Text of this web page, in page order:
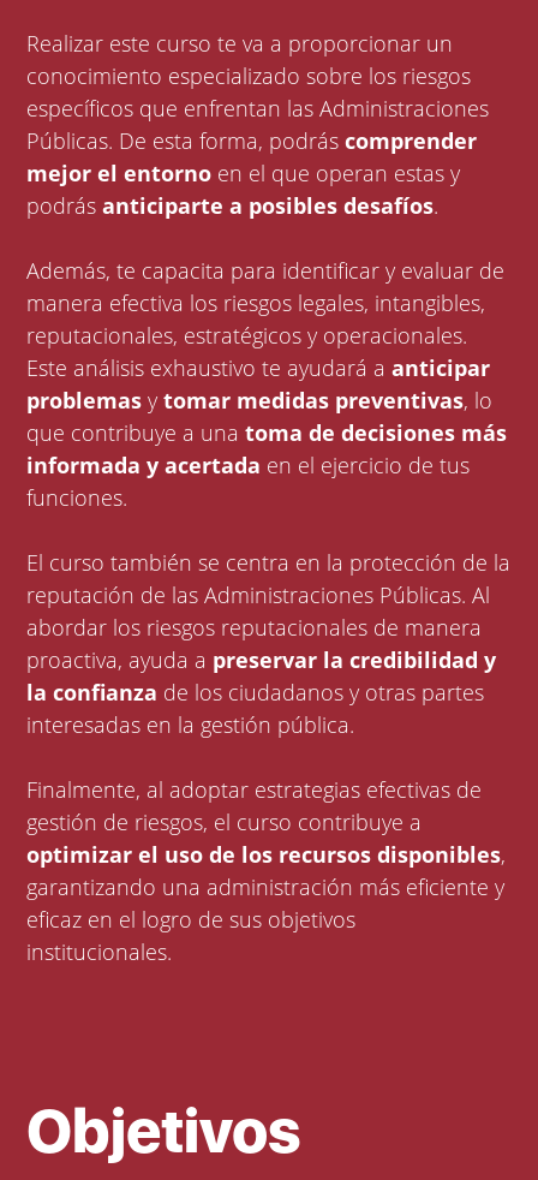
Realizar este curso te va a proporcionar un
conocimiento especializado sobre los riesgos
específicos que enfrentan las Administraciones
Públicas. De esta forma, podráscomprender
mejor el entorno en el que operan estas y
podrásanticiparte a posibles desafíos.
Además, te capacita para identificar y evaluar de
manera efectiva los riesgos legales, intangibles,
reputacionales, estratégicos y operacionales.
Este análisis exhaustivo te ayudará aanticipar
problemas ytomar medidas preventivas, lo
que contribuye a unatoma de decisiones más
informada y acertada en el ejercicio de tus
funciones.
El curso también se centra en la protección de la
reputación de las Administraciones Públicas. Al
abordar los riesgos reputacionales de manera
proactiva, ayuda a preservar la credibilidad y
la confianza de los ciudadanos y otras partes
interesadas en la gestión pública.
Finalmente, al adoptar estrategias efectivas de
gestión de riesgos, el curso contribuye a
optimizar el uso de los recursos disponibles,
garantizando una administración más eficiente y
eficaz en el logro de sus objetivos
institucionales.
Objetivos